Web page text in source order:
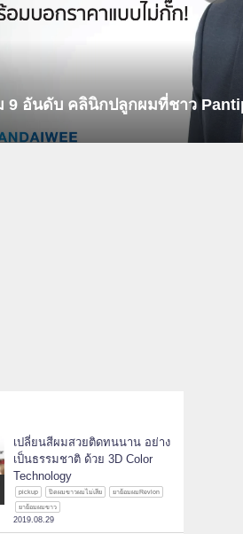
10 ยาสระผมออร์แกนิคยอดนิยม
ยอดนิยมในไทย!
เปลี่ยนสีผมสวยติดทนนาน อย่าง
เป็นธรรมชาติ ด้วย 3D Color
Technology
pickup ปิดผมขาวผมไม่เสีย
ยาย้อมผมRevlon
ยาย้อมผมขาว
2019.08.29